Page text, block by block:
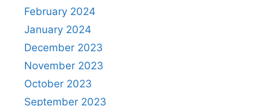
February 2024
January 2024
December 2023
November 2023
October 2023
September 2023